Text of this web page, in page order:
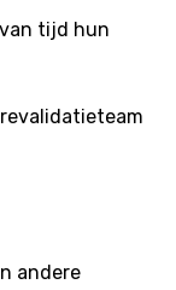
tijd hun
andere